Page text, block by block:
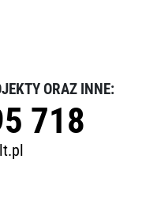
ORAZ INNE:
718